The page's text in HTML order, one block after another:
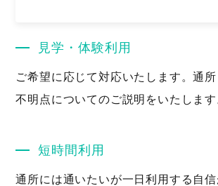
見学・体験利用
ご希望に応じて対応いたします。通
不明点についてのご説明をいたします
短時間利用
通所には通いたいが一日利用する自信